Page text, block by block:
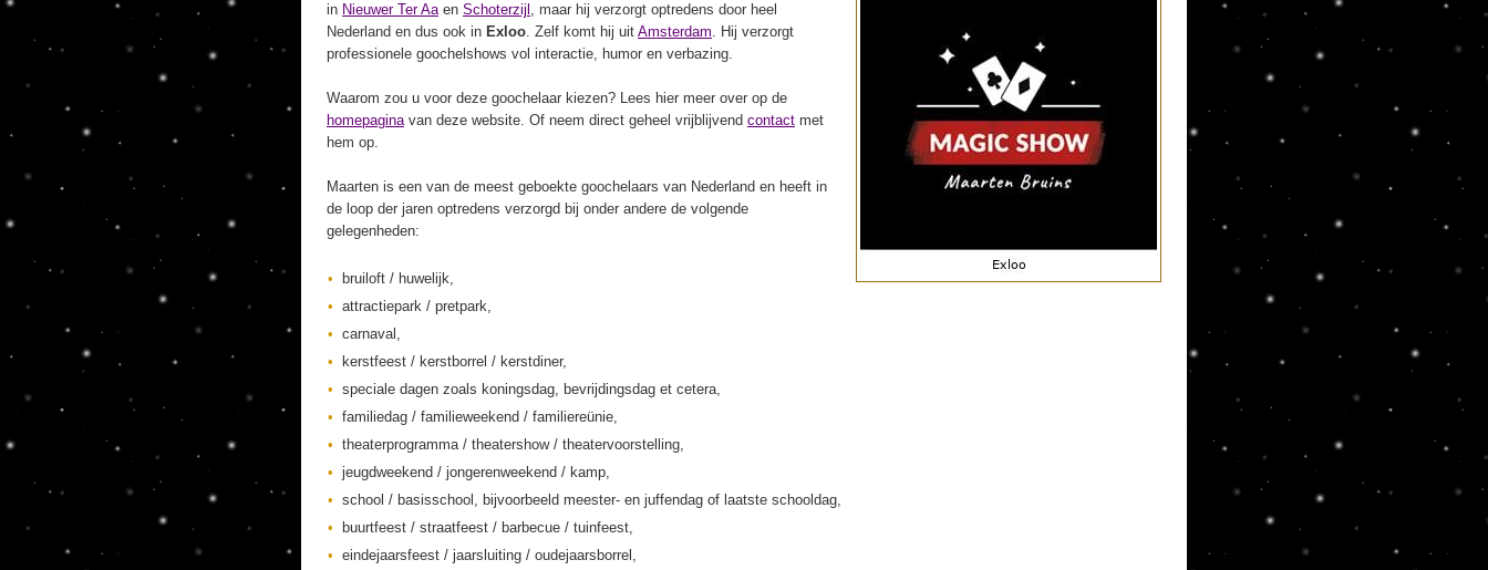
in Nieuwer Ter Aaen Schoterzijl , maar hij verzorgt optredens door heel
Nederland en dus ook in Exloo. Zelf komt hij uit Amsterdam. Hij verzorgt
professionele goochelshows vol interactie, humor en verbazing.
Waarom zou u voor deze goochelaar kiezen? Lees hier meer over op de
homepaginavan deze website. Of neem direct geheel vrijblijvend contact met
hem op.
Maarten is een van de meest geboekte goochelaars van Nederland en heeft in
de loop der jaren optredens verzorgd bij onder andere de volgende
gelegenheden:
bruiloft / huwelijk,
attractiepark / pretpark,
carnaval,
kerstfeest / kerstborrel / kerstdiner,
speciale dagen zoals koningsdag, bevrijdingsdag et cetera,
familiedag / familieweekend / familiereünie,
theaterprogramma / theatershow / theatervoorstelling,
jeugdweekend / jongerenweekend / kamp,
school / basisschool, bijvoorbeeld meester- en juffendag of laatste schooldag,
buurtfeest / straatfeest / barbecue / tuinfeest,
eindejaarsfeest / jaarsluiting / oudejaarsborrel,